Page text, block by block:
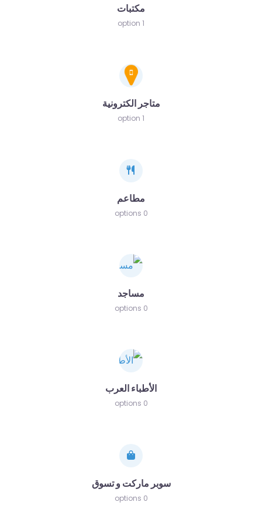
مكتبات
1 option
متاجر الكترونية
1 option
مطاعم
0 options
مساجد
0 options
الأطباء العرب
0 options
سوبر ماركت و تسوق
0 options